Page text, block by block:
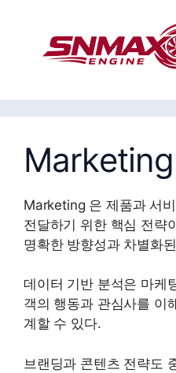
Marketing
Marketing 은 제품과 서
전달하기 위한 핵심 전략
명확한 방향성과 차별화
데이터 기반 분석은 마케
객의 행동과 관심사를 이
계할 수 있다.
브랜딩과 콘텐츠 전략도